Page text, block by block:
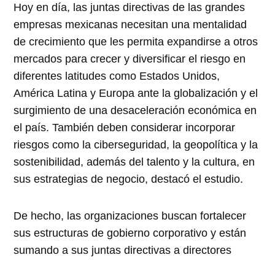
Hoy en día, las juntas directivas de las grandes
empresas mexicanas necesitan una mentalidad
de crecimiento que les permita expandirse a otros
mercados para crecer y diversificar el riesgo en
diferentes latitudes como Estados Unidos,
América Latina y Europa ante la globalización y el
surgimiento de una desaceleración económica en
el país. También deben considerar incorporar
riesgos como la ciberseguridad, la geopolítica y la
sostenibilidad, además del talento y la cultura, en
sus estrategias de negocio, destacó el estudio.
De hecho, las organizaciones buscan fortalecer
sus estructuras de gobierno corporativo y están
sumando a sus juntas directivas a directores